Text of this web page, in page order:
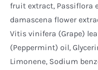
fruit extract, Passiflora
damascena flower
Vitis vinifera (Grape)
(Peppermint) oil,
Limonene, Sodium